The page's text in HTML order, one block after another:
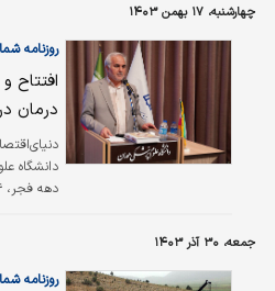
چهارشنبه، ۱۷ بهمن ۱۴۰۳
روزنامه شماره
درمان
دانشگاه
ریال برای
جمعه، ۳۰ آذر ۱۴۰۳
روزنامه شماره